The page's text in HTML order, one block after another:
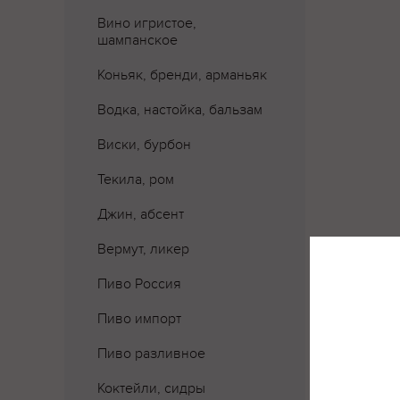
Вино игристое,
шампанское
Коньяк, бренди, арманьяк
Водка, настойка, бальзам
Виски, бурбон
Текила, ром
Джин, абсент
Вермут, ликер
Пиво Россия
Пиво импорт
Пиво разливное
Коктейли, сидры